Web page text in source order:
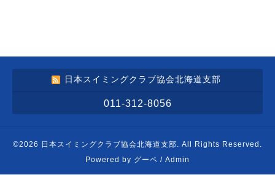
日本スイミングクラブ協会北海道支部
011-312-8056
©2026 日本スイミングクラブ協会北海道支部. All Rights Reserved.
Powered by グーペ / Admin